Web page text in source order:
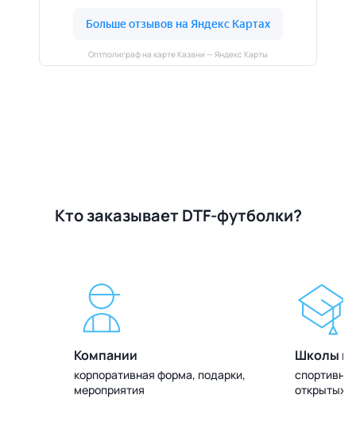
Оптполиграф на карте Казани — Яндекс Карты
Кто заказывает DTF-футболки?
Компании
корпоративная форма, подарки,
мероприятия
Школы и
открытых